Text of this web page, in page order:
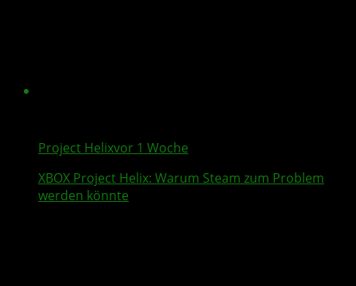
Project Helixvor 1 Woche
XBOX Project Helix: Warum Steam zum Problem
werden könnte